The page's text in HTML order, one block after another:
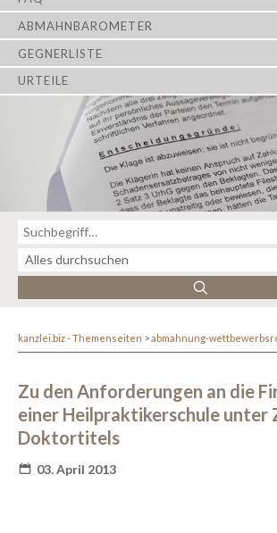
ABMAHNBAROMETER
GEGNERLISTE
URTEILE
kanzlei.biz - Themenseiten abmahnung-
Zu den Anforderungen an die
einer Heilpraktikerschule unter
Doktortitels
03. April 2013